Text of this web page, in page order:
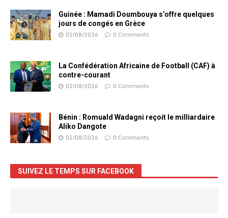
Guinée : Mamadi Doumbouya s’offre quelques
jours de congés en Grèce
02/08/2026 0 Comments
La Confédération Africaine de Football (CAF) à
contre-courant
02/08/2026 0 Comments
Bénin : Romuald Wadagni reçoit le milliardaire
Aliko Dangote
01/08/2026 0 Comments
SUIVEZ LE TEMPS SUR FACEBOOK